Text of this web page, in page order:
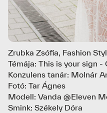
Zrubka Zsófia, Fashion
Témája: This is your sign
Konzulens tanár: Molnár
Fotó: Tar Ágnes
Modell: Vanda @Eleven
Smink: Székely Dóra